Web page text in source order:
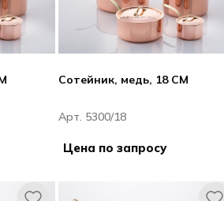
Сотейник, медь, 18 CM
Арт. 5300/18
Цена по запросу